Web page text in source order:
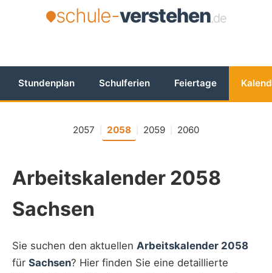
schule-verstehen.de
Stundenplan Schulferien Feiertage
2057 2058 2059 2060
Arbeitskalender 2058
Sachsen
Sie suchen den aktuellen Arbeitskalender 2058
für Sachsen? Hier finden Sie eine detaillierte